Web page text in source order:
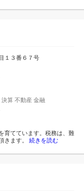
１３番６７号
決算 不動産 金融
育てています。税務は、難
きます。 続きを読む